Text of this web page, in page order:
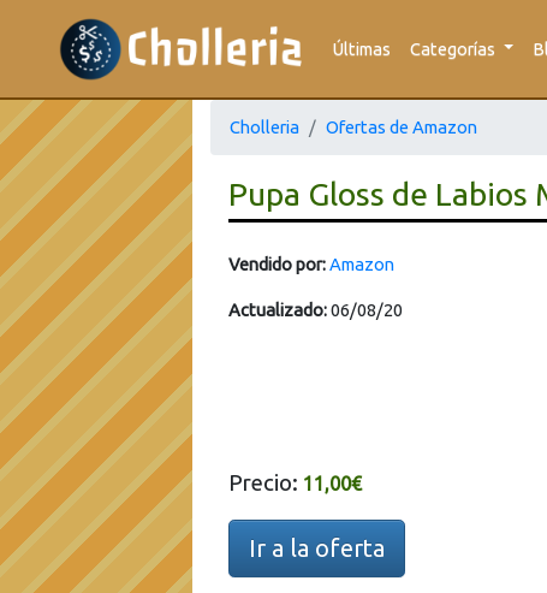
Últimas Categorías
Cholleria Ofertas de Amazon
Pupa Gloss de
Vendido por:Amazon
Actualizado:06/08/20
Precio: 11,00€
Ir a la oferta